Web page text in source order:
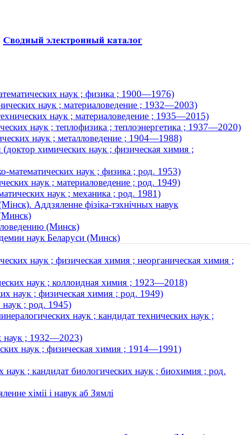
наук ; физика ; 1900—1976)
наук ; материаловедение ; 1932—2003)
наук ; материаловедение ; 1935—2015)
наук ; теплофизика ; теплоэнергетика ; 1937—2020)
наук ; металловедение ; 1904—1988)
химических наук ; физическая химия ;
математических наук ; физика ; род. 1953)
наук ; материаловедение ; род. 1949)
наук ; механика ; род. 1981)
Аддзяленне фізіка-тэхнічных навук
(Минск)
наук Беларуси (Минск)
наук ; физическая химия ; неорганическая химия ;
наук ; коллоидная химия ; 1923—2018)
наук ; физическая химия ; род. 1949)
; род. 1945)
наук ; кандидат технических наук ;
наук ; 1932—2023)
наук ; физическая химия ; 1914—1991)
; кандидат биологических наук ; биохимия ; род.
хіміі і навук аб Зямлі